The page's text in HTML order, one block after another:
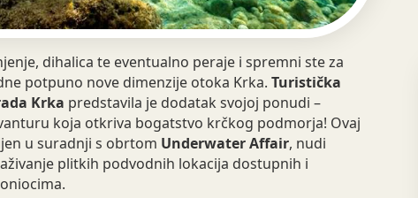
dihalica te eventualno peraje i spremni ste za
potpuno nove dimenzije otoka Krka. Turistička
Krka predstavila je dodatak svojoj ponudi –
koja otkriva bogatstvo krčkog podmorja! Ovaj
u suradnji s obrtom Underwater Affair, nudi
plitkih podvodnih lokacija dostupnih i